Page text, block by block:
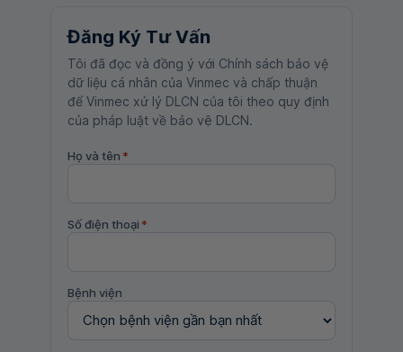
Đăng Ký Tư Vấn
Tôi đã đọc và đồng ý với Chính sách bảo vệ
dữ liệu cá nhân của Vinmec và chấp thuận
để Vinmec xử lý DLCN của tôi theo quy định
của pháp luật về bảo vệ DLCN.
Họ và tên *
Số điện thoại *
Bệnh viện